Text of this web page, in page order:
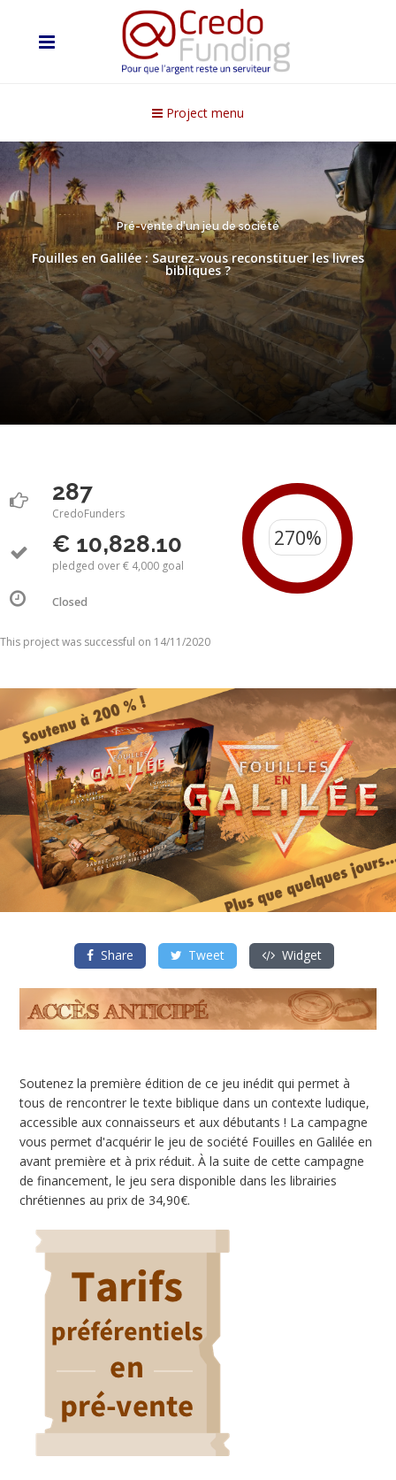
Project menu
Pré-vente d'un jeu de société
Fouilles en Galilée : Saurez-vous reconstituer les livres
bibliques ?
287
CredoFunders
€ 10,828.10
pledged over € 4,000 goal
Closed
This project was successful on 14/11/2020
Share Tweet Widget
Soutenez la première édition de ce jeu inédit qui permet à
tous de rencontrer le texte biblique dans un contexte ludique,
accessible aux connaisseurs et aux débutants ! La campagne
vous permet d'acquérir le jeu de société Fouilles en Galilée en
avant première et à prix réduit. À la suite de cette campagne
de financement, le jeu sera disponible dans les librairies
chrétiennes au prix de 34,90€.